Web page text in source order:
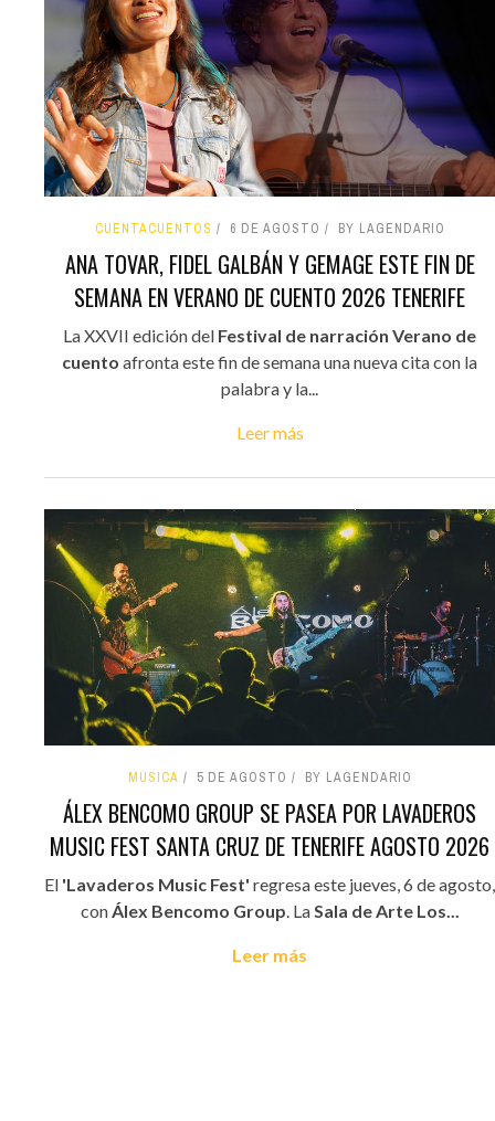
CUENTACUENTOS 6 DE AGOSTO BY LAGENDARIO
ANA TOVAR, FIDEL GALBÁN Y GEMAGE ESTE FIN DE
SEMANA EN VERANO DE CUENTO 2026 TENERIFE
La XXVII edición del Festival de narración Verano de
cuento afronta este fin de semana una nueva cita con la
palabra y la...
Leer más
MÚSICA 5 DE AGOSTO BY LAGENDARIO
ÁLEX BENCOMO GROUP SE PASEA POR LAVADEROS
MUSIC FEST SANTA CRUZ DE TENERIFE AGOSTO 2026
El 'Lavaderos Music Fest' regresa este jueves, 6 de agosto,
conÁlex Bencomo Group. LaSala de Arte Los...
Leer más